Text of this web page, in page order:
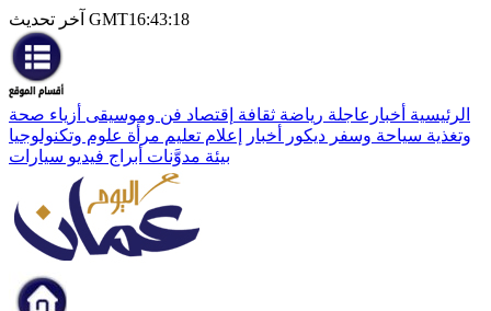
آخر تحديث GMT16:43:18
الرئيسية أخبارعاجلة رياضة ثقافة إقتصاد فن وموسيقى أزياء صحة
وتغذية سياحة وسفر ديكور أخبار إعلام تعليم مرأة علوم وتكنولوجيا
بيئة مدوَّنات أبراج فيديو سيارات